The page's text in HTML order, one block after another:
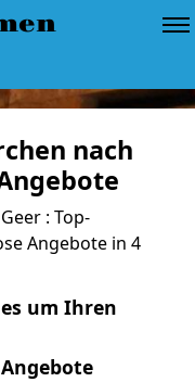
nach
: Top-
Angebote in 4
um Ihren